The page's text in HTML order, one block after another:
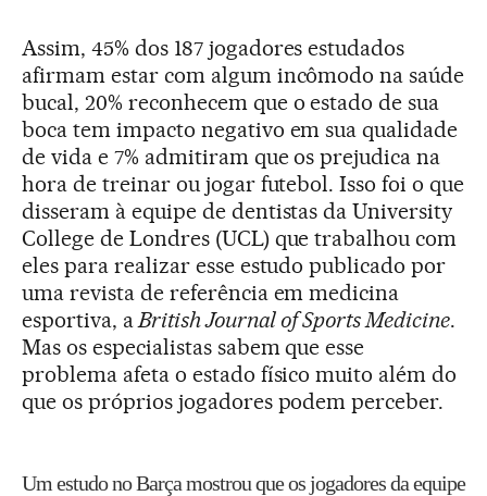
Assim, 45% dos 187 jogadores estudados
afirmam estar com algum incômodo na saúde
bucal, 20% reconhecem que o estado de sua
boca tem impacto negativo em sua qualidade
de vida e 7% admitiram que os prejudica na
hora de treinar ou jogar futebol. Isso foi o que
disseram à equipe de dentistas da University
College de Londres (UCL) que trabalhou com
eles para realizar esse estudo publicado por
uma revista de referência em medicina
esportiva, aBritish Journal of Sports Medicine.
Mas os especialistas sabem que esse
problema afeta o estado físico muito além do
que os próprios jogadores podem perceber.
Um estudo no Barça mostrou que os jogadores da equipe